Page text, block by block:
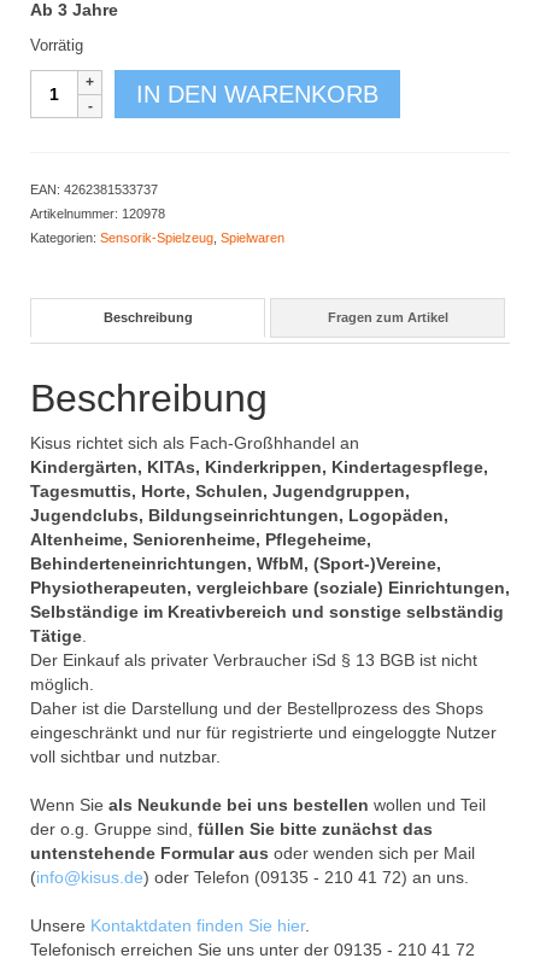
Ab 3 Jahre
Vorrätig
Sensorik-
Kasten
IN DEN WARENKORB
EAN: 4262381533737
Artikelnummer: 120978
Kategorien: Sensorik-Spielzeug Spielwaren
Beschreibung Fragen zum Artikel
Beschreibung
Kisus richtet sich als Fach-Großhhandel an
Kindergärten, KITAs, Kinderkrippen, Kindertagespflege,
Tagesmuttis, Horte, Schulen, Jugendgruppen,
Jugendclubs, Bildungseinrichtungen, Logopäden,
Altenheime, Seniorenheime, Pflegeheime,
Behinderteneinrichtungen, WfbM, (Sport-)Vereine,
Physiotherapeuten, vergleichbare (soziale) Einrichtungen,
Selbständige im Kreativbereich und sonstige selbständig
Tätige.
Der Einkauf als privater Verbraucher iSd § 13 BGB ist nicht
möglich.
Daher ist die Darstellung und der Bestellprozess des Shops
eingeschränkt und nur für registrierte und eingeloggte Nutzer
voll sichtbar und nutzbar.
Wenn Sie als Neukunde bei uns bestellen wollen und Teil
der o.g. Gruppe sind, füllen Sie bitte zunächst das
untenstehende Formular aus oder wenden sich per Mail
(info@kisus.de) oder Telefon (09135 - 210 41 72) an uns.
Unsere Kontaktdaten finden Sie hier.
Telefonisch erreichen Sie uns unter der 09135 - 210 41 72